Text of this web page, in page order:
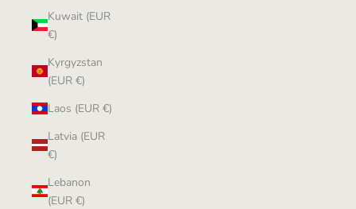
Kuwait (EUR
€)
Kyrgyzstan
(EUR €)
Laos (EUR €)
Latvia (EUR
€)
Lebanon
(EUR €)